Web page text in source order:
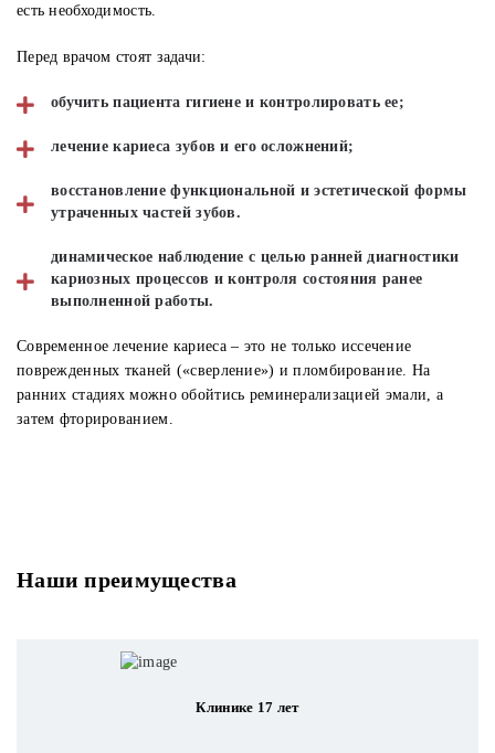
есть необходимость.
Перед врачом стоят задачи:
обучить пациента гигиене и контролировать ее;
лечение кариеса зубов и его осложнений;
восстановление функциональной и эстетической формы
утраченных частей зубов.
динамическое наблюдение с целью ранней диагностики
кариозных процессов и контроля состояния ранее
выполненной работы.
Современное лечение кариеса – это не только иссечение
поврежденных тканей («сверление») и пломбирование. На
ранних стадиях можно обойтись реминерализацией эмали, а
затем фторированием.
Наши преимущества
Клинике 17 лет